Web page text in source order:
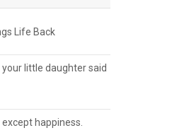
Life Back
little daughter said
happiness.